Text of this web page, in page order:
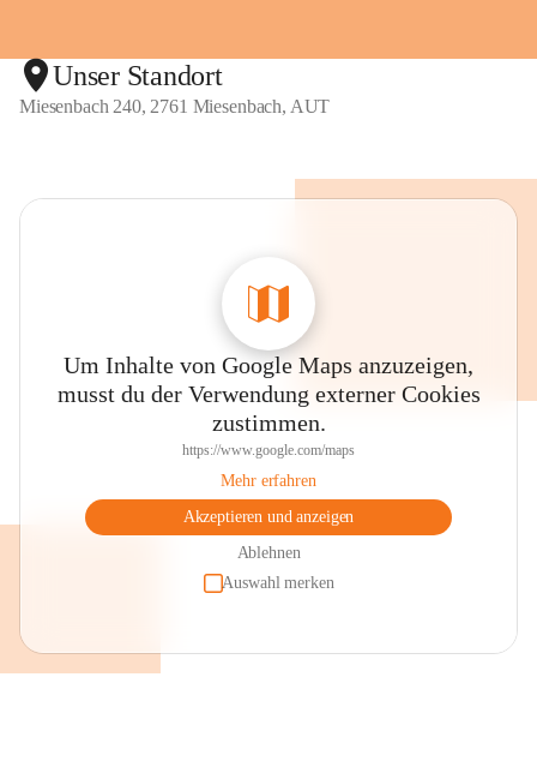
Unser Standort
Miesenbach 240, 2761 Miesenbach, AUT
Um Inhalte von Google Maps anzuzeigen,
musst du der Verwendung externer Cookies
zustimmen.
https://www.google.com/maps
Mehr erfahren
Akzeptieren und anzeigen
Ablehnen
Auswahl merken